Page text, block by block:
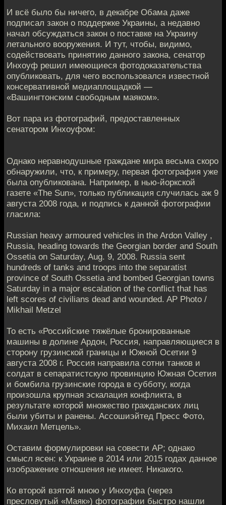
И всё было бы ничего, в декабре Обама даже
подписал закон о поддержке Украины, а недавно
начал обсуждаться закон о поставке на Украину
летального вооружения. И тут, чтобы, видимо,
содействовать принятию данного закона, сенатор
Инхоуф решил имеющиеся фотодоказательства
опубликовать, для чего воспользовался известной
консервативной медиаплощадкой —
«Вашингтонским свободным маяком».
Вот пара из фотографий, предоставленных
сенатором Инхоуфом:
Однако неравнодушные граждане мира весьма скоро
обнаружили, что, к примеру, первая фотография уже
была опубликована. Например, в нью-йоркской
газете «The Sun», только публикация случилась аж 9
августа 2008 года, и подпись к данной фотографии
гласила:
Russian heavy armoured vehicles in the Ardon Valley ,
Russia, heading towards the Georgian border and South
Ossetia on Saturday, Aug. 9, 2008. Russia sent
hundreds of tanks and troops into the separatist
province of South Ossetia and bombed Georgian towns
Saturday in a major escalation of the conflict that has
left scores of civilians dead and wounded. AP Photo /
Mikhail Metzel
То есть «Российские тяжёлые бронированные
машины в долине Ардон, Россия, направляющиеся в
сторону грузинской границы и Южной Осетии 9
августа 2008 г. Россия направила сотни танков и
солдат в сепаратистскую провинцию Южная Осетия
и бомбила грузинские города в субботу, когда
произошла крупная эскалация конфликта, в
результате которой множество гражданских лиц
были убиты и ранены. Ассошиэйтед Пресс Фото,
Михаил Метцель».
Оставим формулировки на совести АР; однако
смысл ясен: к Украине в 2014 или 2015 годах данное
изображение отношения не имеет. Никакого.
Ко второй взятой мною у Инхоуфа (через
пресловутый «Маяк») фотографии быстро нашли